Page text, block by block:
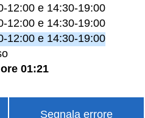
12:00 e 14:30-19:00
12:00 e 14:30-19:00
12:00 e 14:30-19:00
01:21
Segnala errore